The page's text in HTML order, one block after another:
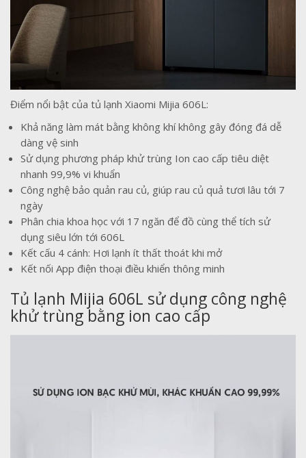
Điểm nổi bật của tủ lạnh Xiaomi Mijia 606L:
Khả năng làm mát bằng không khí không gây đóng đá dễ
dàng vệ sinh
Sử dụng phương pháp khử trùng Ion cao cấp tiêu diệt
nhanh 99,9% vi khuẩn
Công nghệ bảo quản rau củ, giúp rau củ quả tươi lâu tới 7
ngày
Phân chia khoa học với 17 ngăn để đồ cùng thể tích sử
dụng siêu lớn tới 606L
Kết cấu 4 cánh: Hơi lạnh ít thất thoát khi mở
Kết nối App điện thoại điều khiển thông minh
Tủ lạnh Mijia 606L sử dụng công nghệ
khử trùng bằng ion cao cấp